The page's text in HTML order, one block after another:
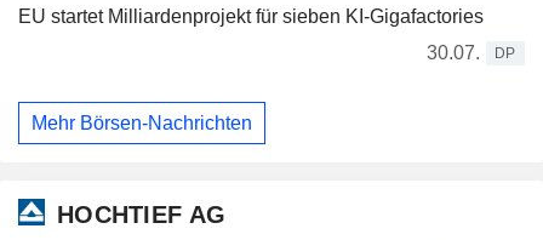
EU startet Milliardenprojekt für sieben KI-Gigafactories
30.07.
DP
Mehr Börsen-Nachrichten
HOCHTIEF AG